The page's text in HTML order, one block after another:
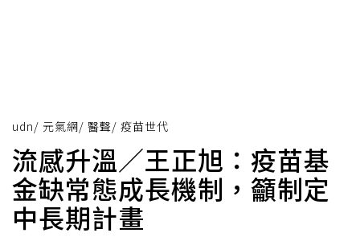
udn/ 元氣網/ 醫聲/ 疫苗世代
流感升溫／王正旭：疫苗基
金缺常態成長機制，籲制定
中長期計畫